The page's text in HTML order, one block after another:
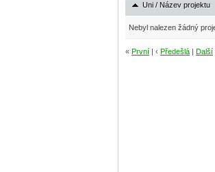
Uni / Název projektu
Nebyl nalezen žádný
« První | ‹ Předešlá | Další